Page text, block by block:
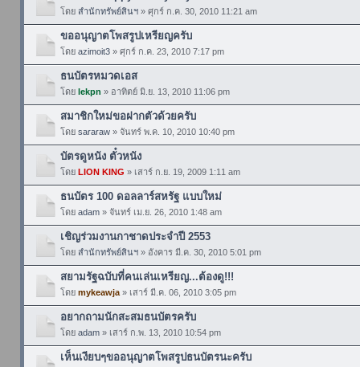
โดย สำนักทรัพย์สินฯ» ศุกร์ ก.ค. 30, 2010 11:21 am
ขออนุญาตโพสรูปเหรียญครับ
โดย azimoit3» ศุกร์ ก.ค. 23, 2010 7:17 pm
ธนบัตรหมวดเอส
โดย lekpn » อาทิตย์ มิ.ย. 13, 2010 11:06 pm
สมาชิกใหม่ขอฝากตัวด้วยครับ
โดย sararaw» จันทร์ พ.ค. 10, 2010 10:40 pm
บัตรดูหนัง ตั๋วหนัง
โดย LION KING » เสาร์ ก.ย. 19, 2009 1:11 am
ธนบัตร 100 ดอลลาร์สหรัฐ แบบใหม่
โดย adam» จันทร์ เม.ย. 26, 2010 1:48 am
เชิญร่วมงานกาชาดประจำปี 2553
โดย สำนักทรัพย์สินฯ» อังคาร มี.ค. 30, 2010 5:01 pm
สยามรัฐฉบับที่คนเล่นเหรียญ...ต้องดู!!!
โดย mykeawja» เสาร์ มี.ค. 06, 2010 3:05 pm
อยากถามนักสะสมธนบัตรครับ
โดย adam» เสาร์ ก.พ. 13, 2010 10:54 pm
เห็นเงียบๆขออนุญาตโพสรูปธนบัตรนะครับ